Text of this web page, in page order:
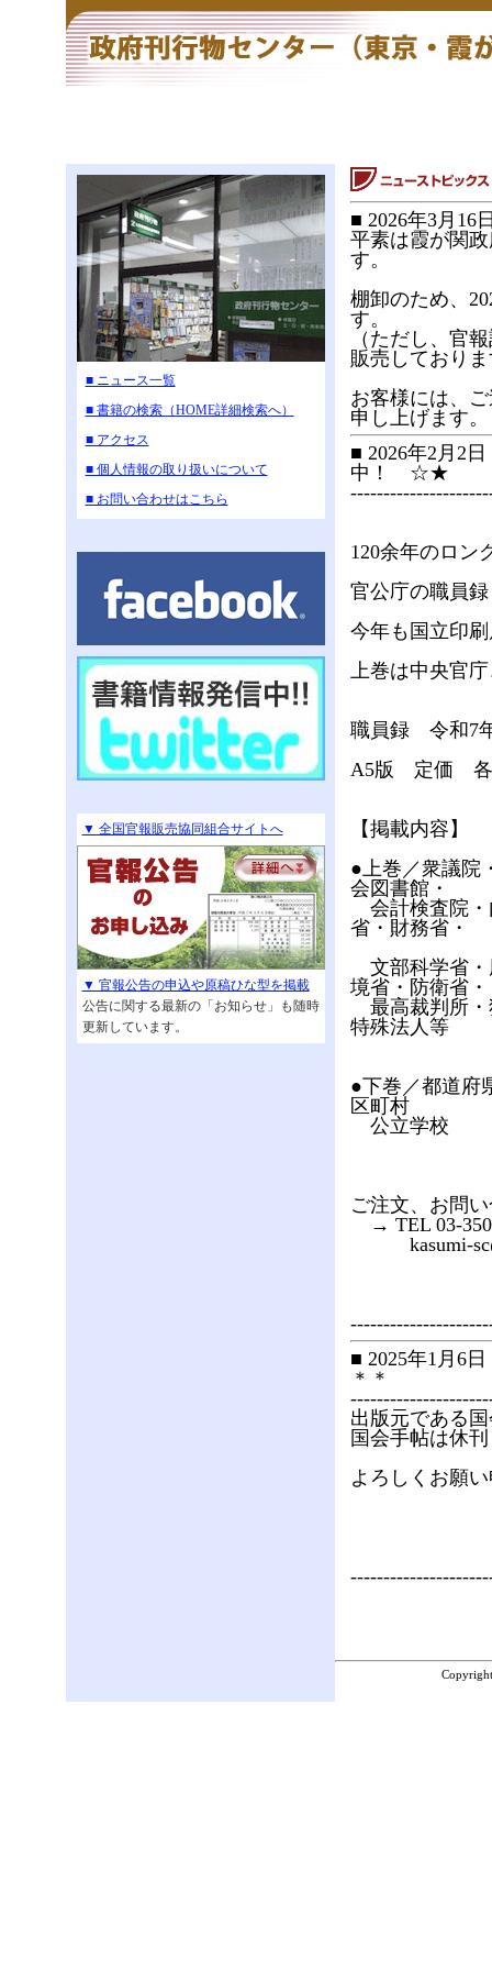
■ ニュース一覧
■ 書籍の検索（HOME詳細検索へ）
■ アクセス
■ 個人情報の取り扱いについて
■ お問い合わせはこちら
▼ 全国官報販売協同組合サイトへ
▼ 官報公告の申込や原稿ひな型を掲載
公告に関する最新の「お知らせ」も随時
更新しています。
■ 2026年3月
平素は霞が関
す。
棚卸のため、
す。
（ただし、官
販売しており
お客様には、
申し上げます。
■ 2026年2月2
中！ ☆★
120余年のロン
官公庁の職員
今年も国立印
上巻は中央官
職員録 令和7
A5版 定価 各
【掲載内容】
●上巻／衆議院
会図書館・
会計検査院・
省・財務省・
文部科学省・
境省・防衛省・
最高裁判所・
特殊法人等
●下巻／都道府
区町村
公立学校
ご注文、お問
→ TEL 03-
kasumi-
■ 2025年1月6
＊＊
出版元である
国会手帖は休
よろしくお願